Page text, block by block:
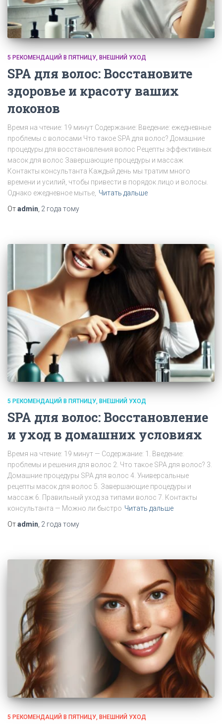
5 РЕКОМЕНДАЦИЙ В ПЯТНИЦУ ВНЕШНИЙ УХОД
SPA для волос: Восстановите
здоровье и красоту ваших
локонов
Время на чтение: 19 минут Содержание: Введение: ежедневные
проблемы с волосами Что такое SPA для волос? Домашние
процедуры для восстановления волос Рецепты эффективных
масок для волос Завершающие процедуры и массаж
Контакты консультанта Каждый день мы тратим много
времени и усилий, чтобы привести в порядок лицо и волосы.
Однако ежедневное мытье, Читать дальше
Отadmin 2 года тому
5 РЕКОМЕНДАЦИЙ В ПЯТНИЦУ ВНЕШНИЙ УХОД
SPA для волос: Восстановление
и уход в домашних условиях
Время на чтение: 19 минут — Содержание: 1. Введение:
проблемы и решения для волос 2. Что такое SPA для волос? 3.
Домашние процедуры SPA для волос 4. Универсальные
рецепты масок для волос 5. Завершающие процедуры и
массаж 6. Правильный уход за типами волос 7. Контакты
консультанта — Можно ли быстро Читать дальше
Отadmin, 2 года тому
5 РЕКОМЕНДАЦИЙ В ПЯТНИЦУ ВНЕШНИЙ УХОД